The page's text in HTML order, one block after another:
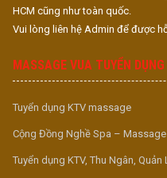
HCM cũng như toàn quốc.
Vui lòng liên hệ Admin để được
MASSAGE VUA TUYỂN DỤNG
Tuyển dụng KTV massage
Cộng Đồng Nghề Spa – Massage
Tuyển dụng KTV, Thu Ngân,